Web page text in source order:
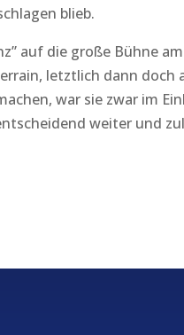
blieb.
auf die große Bühne
letztlich dann doch
war sie zwar im
weiter und